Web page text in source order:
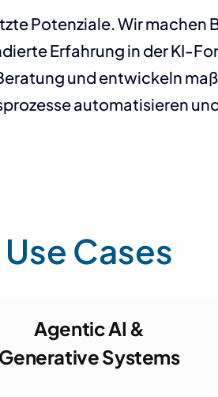
Potenziale. Wir machen
Erfahrung in der KI-
und entwickeln
automatisieren
Use Cases
Agentic AI &
Generative Systems